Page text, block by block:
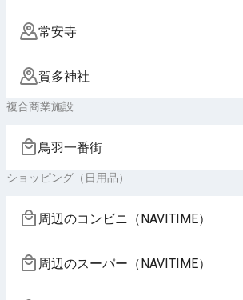
常安寺
賀多神社
複合商業施設
鳥羽一番街
ショッピング（日用品）
周辺のコンビニ（NAVITIME）
周辺のスーパー（NAVITIME）